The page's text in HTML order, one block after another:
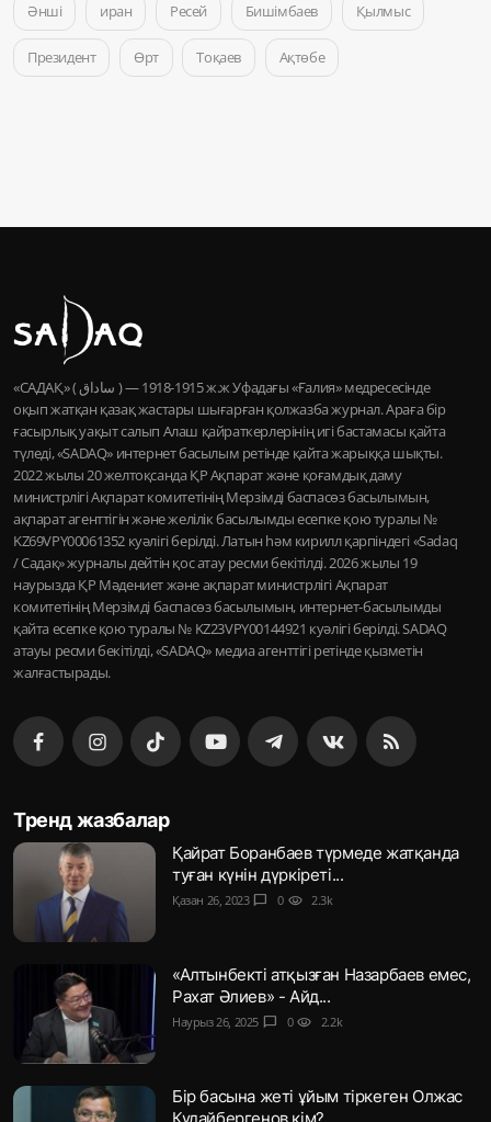
Әнші иран Ресей Бишімбаев Қылмыс
Президент Өрт Тоқаев Ақтөбе
«САДАҚ» ( ساداق ) — 1915-1918 ж.ж Уфадағы «Ғалия» медресесінде
оқып жатқан қазақ жастары шығарған қолжазба журнал. Араға бір
ғасырлық уақыт салып Алаш қайраткерлерінің игі бастамасы қайта
түледі, «SADAQ» интернет басылым ретінде қайта жарыққа шықты.
2022 жылы 20 желтоқсанда ҚР Ақпарат және қоғамдық даму
министрлігі Ақпарат комитетінің Мерзімді баспасөз басылымын,
ақпарат агенттігін және желілік басылымды есепке қою туралы №
KZ69VPY00061352 куәлігі берілді. Латын һәм кирилл қарпіндегі «Sadaq
/ Садақ» журналы дейтін қос атау ресми бекітілді. 2026 жылы 19
наурызда ҚР Мәдениет және ақпарат министрлігі Ақпарат
комитетінің Мерзімді баспасөз басылымын, интернет-басылымды
қайта есепке қою туралы № KZ23VPY00144921 куәлігі берілді. SADAQ
атауы ресми бекітілді, «SADAQ» медиа агенттігі ретінде қызметін
жалғастырады.
Тренд жазбалар
Қайрат Боранбаев түрмеде жатқанда
туған күнін дүркіреті...
Қазан 26, 2023 chat_bubble 0 visibility 2.3k
«Алтынбекті атқызған Назарбаев емес,
Рахат Әлиев» - Айд...
Наурыз 26, 2025 chat_bubble 0 visibility 2.2k
Бір басына жеті ұйым тіркеген Олжас